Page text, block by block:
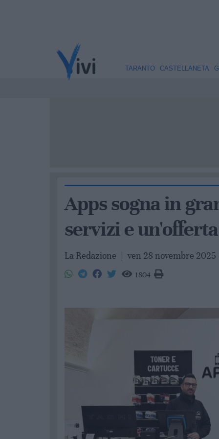
TARANTO CASTELLANETA
Apps sogna in
servizi e
La Redazione ven 28 novembre 2025
1804